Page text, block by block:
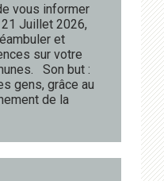
vous informer
21 Juillet 2026,
et
sur votre
Son but :
gens, grâce au
de la